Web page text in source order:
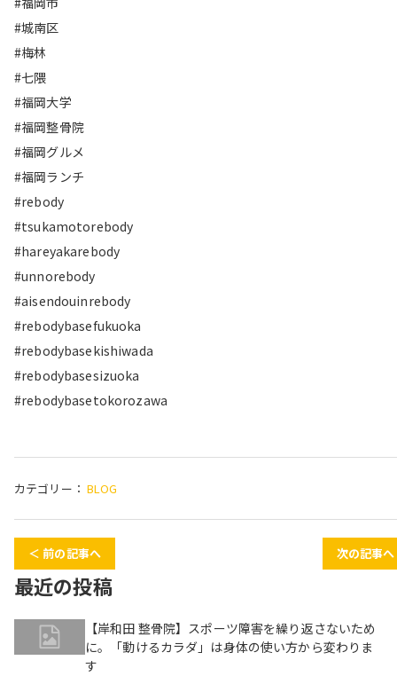
#城南区
#梅林
#七隈
#福岡大学
#福岡整骨院
#福岡グルメ
#福岡ランチ
#rebody
#tsukamotorebody
#hareyakarebody
#unnorebody
#aisendouinrebody
#rebodybasefukuoka
#rebodybasekishiwada
#rebodybasesizuoka
#rebodybasetokorozawa
カテゴリー： BLOG
＜ 前の記事へ 次の記事
最近の投稿
【岸和田 整骨院】スポーツ障害を繰り返さないため
に。「動けるカラダ」は身体の使い方から変わりま
す